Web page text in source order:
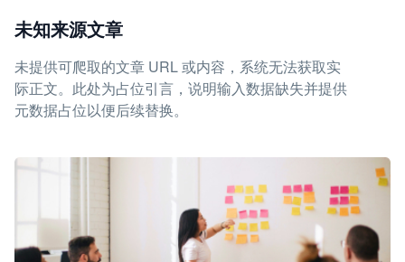
未知来源文章
未提供可爬取的文章 URL 或内容，系统无法获取实
际正文。此处为占位引言，说明输入数据缺失并提供
元数据占位以便后续替换。